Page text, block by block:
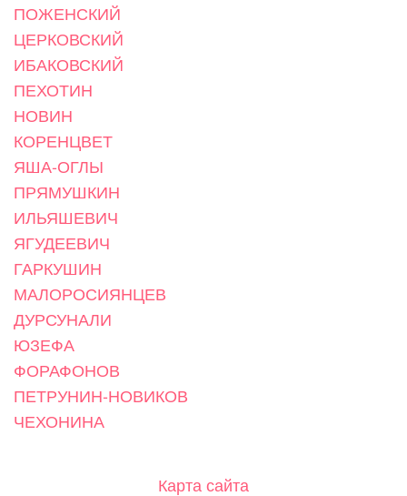
ПОЖЕНСКИЙ
ЦЕРКОВСКИЙ
ИБАКОВСКИЙ
ПЕХОТИН
НОВИН
КОРЕНЦВЕТ
ЯША-ОГЛЫ
ПРЯМУШКИН
ИЛЬЯШЕВИЧ
ЯГУДЕЕВИЧ
ГАРКУШИН
МАЛОРОСИЯНЦЕВ
ДУРСУНАЛИ
ЮЗЕФА
ФОРАФОНОВ
ПЕТРУНИН-НОВИКОВ
ЧЕХОНИНА
Карта сайта